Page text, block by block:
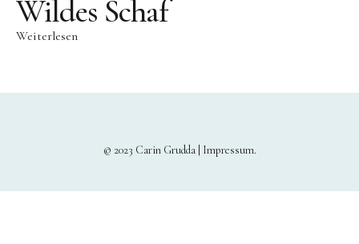
Wildes Schaf
Weiterlesen
© 2023 Carin Grudda | Impressum